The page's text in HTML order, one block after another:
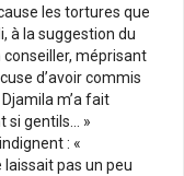
les tortures que
à la suggestion du
méprisant
d’avoir commis
m’a fait
si gentils… »
: «
laissait pas un peu